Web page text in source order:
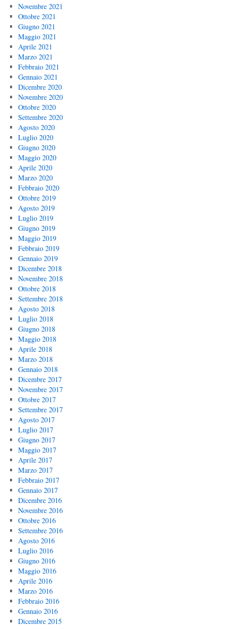
Novembre 2021
Ottobre 2021
Giugno 2021
Maggio 2021
Aprile 2021
Marzo 2021
Febbraio 2021
Gennaio 2021
Dicembre 2020
Novembre 2020
Ottobre 2020
Settembre 2020
Agosto 2020
Luglio 2020
Giugno 2020
Maggio 2020
Aprile 2020
Marzo 2020
Febbraio 2020
Ottobre 2019
Agosto 2019
Luglio 2019
Giugno 2019
Maggio 2019
Febbraio 2019
Gennaio 2019
Dicembre 2018
Novembre 2018
Ottobre 2018
Settembre 2018
Agosto 2018
Luglio 2018
Giugno 2018
Maggio 2018
Aprile 2018
Marzo 2018
Gennaio 2018
Dicembre 2017
Novembre 2017
Ottobre 2017
Settembre 2017
Agosto 2017
Luglio 2017
Giugno 2017
Maggio 2017
Aprile 2017
Marzo 2017
Febbraio 2017
Gennaio 2017
Dicembre 2016
Novembre 2016
Ottobre 2016
Settembre 2016
Agosto 2016
Luglio 2016
Giugno 2016
Maggio 2016
Aprile 2016
Marzo 2016
Febbraio 2016
Gennaio 2016
Dicembre 2015